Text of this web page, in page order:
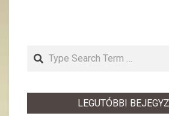
Search
LEGUTÓBBI